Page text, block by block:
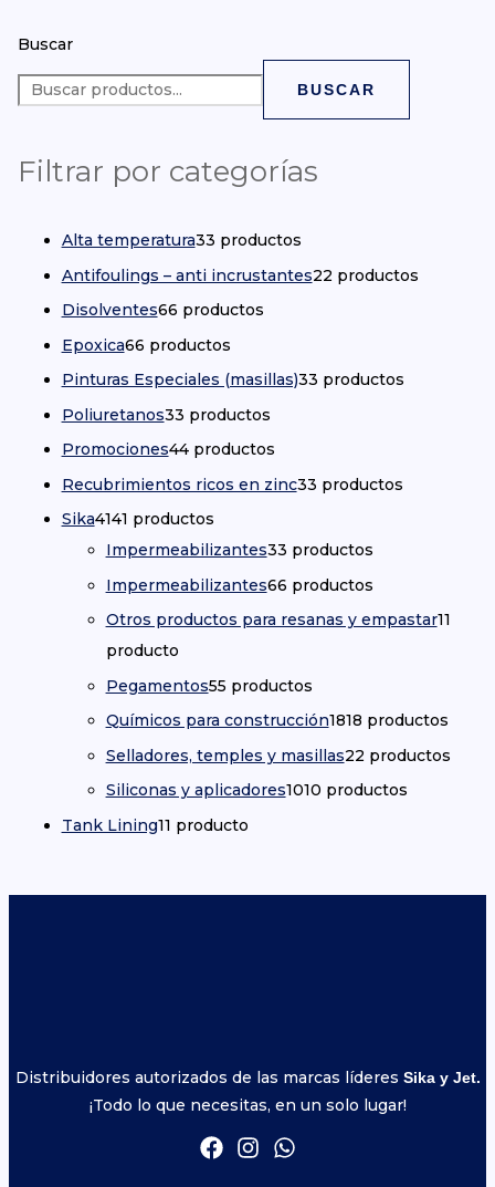
Buscar
BUSCAR
Filtrar por categorías
Alta temperatura33 productos
Antifoulings – anti incrustantes22 productos
Disolventes66 productos
Epoxica66 productos
Pinturas Especiales (masillas)33 productos
Poliuretanos33 productos
Promociones44 productos
Recubrimientos ricos en zinc33 productos
Sika4141 productos
Impermeabilizantes33 productos
Impermeabilizantes66 productos
Otros productos para resanas y empastar11
producto
Pegamentos55 productos
Químicos para construcción1818 productos
Selladores, temples y masillas22 productos
Siliconas y aplicadores1010 productos
Tank Lining11 producto
Distribuidores autorizados de las marcas líderes Sika y Jet.
¡Todo lo que necesitas, en un solo lugar!